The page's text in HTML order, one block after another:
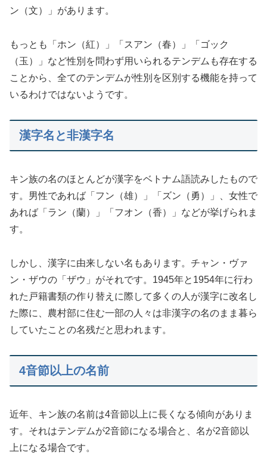
ン（文）」があります。
もっとも「ホン（紅）」「スアン（春）」「ゴック
（玉）」など性別を問わず用いられるテンデムも存在する
ことから、全てのテンデムが性別を区別する機能を持って
いるわけではないようです。
漢字名と非漢字名
キン族の名のほとんどが漢字をベトナム語読みしたもので
す。男性であれば「フン（雄）」「ズン（勇）」、女性で
あれば「ラン（蘭）」「フオン（香）」などが挙げられま
す。
しかし、漢字に由来しない名もあります。チャン・ヴァ
ン・ザウの「ザウ」がそれです。1945年と1954年に行わ
れた戸籍書類の作り替えに際して多くの人が漢字に改名し
た際に、農村部に住む一部の人々は非漢字の名のまま暮ら
していたことの名残だと思われます。
4音節以上の名前
近年、キン族の名前は4音節以上に長くなる傾向がありま
す。それはテンデムが2音節になる場合と、名が2音節以
上になる場合です。